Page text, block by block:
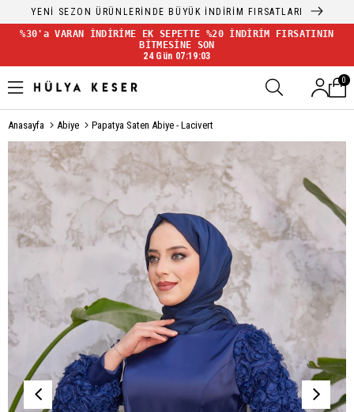
YENİ SEZON ÜRÜNLERİNDE BÜYÜK İNDİRİM FIRSATLARI
%30'a VARAN İNDİRİME EK SEPETTE %20 İNDİRİM FIRSATININ
BİTMESİNE SON
24 Gün 07:19:03
0
Anasayfa Abiye Papatya Saten Abiye - Lacivert